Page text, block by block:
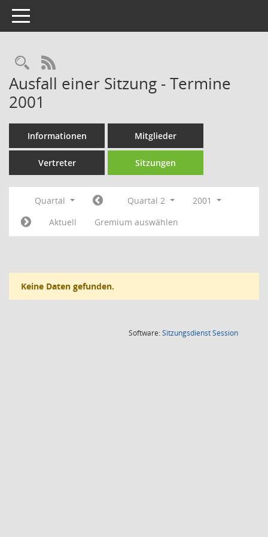
Toggle navigation
Rechercheauswahl
RSS-Feed
Ausfall einer Sitzung - Termine
2001
Informationen Mitglieder
Vertreter Sitzungen
Quartal Quartal 2
2001
Aktuell
Gremium auswählen
Keine Daten gefunden.
Software:SitzungsdienstSession(Wird in